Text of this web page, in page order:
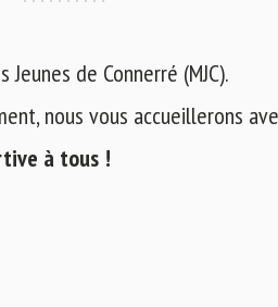
de Connerré (MJC).
nous vous accueillerons
à tous !